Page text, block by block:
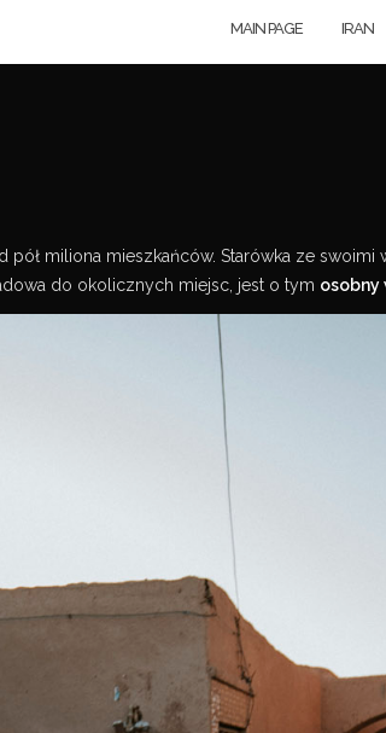
MAIN PAGE IRAN
pół miliona mieszkańców. Starówka ze
do okolicznych miejsc, jest o tym osobny